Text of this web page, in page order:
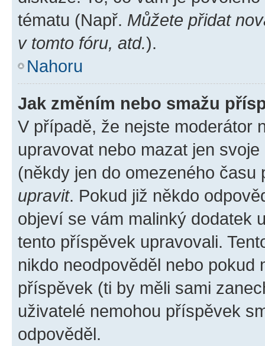
tématu (Např. Můžete přidat
v tomto fóru, atd.).
Nahoru
Jak změním nebo smažu
V případě, že nejste moderátor
upravovat nebo mazat jen
(někdy jen do omezeného
upravit. Pokud již někdo
objeví se vám malinký dodatek
tento příspěvek upravovali.
nikdo neodpověděl nebo pokud
příspěvek (ti by měli sami
uživatelé nemohou příspěvek
odpověděl.